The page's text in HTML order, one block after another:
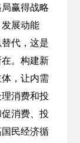
赢得战略
展动能
代，这是
。构建新
，让内需
消费和投
消费、投
民经济循